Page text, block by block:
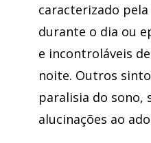
caracterizado pela
durante o dia ou
e incontroláveis
noite. Outros
paralisia do sono,
alucinações ao